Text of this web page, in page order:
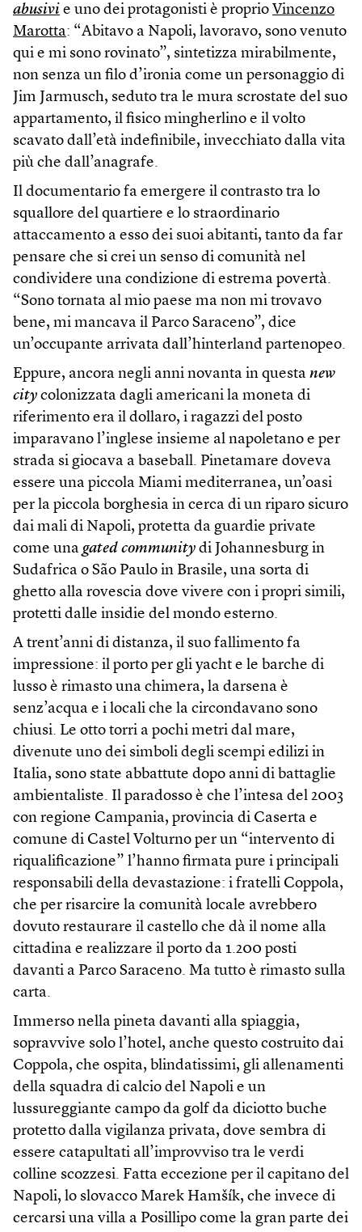
abusivi e uno dei protagonisti è proprio Vincenzo
Marotta: “Abitavo a Napoli, lavoravo, sono venuto
qui e mi sono rovinato”, sintetizza mirabilmente,
non senza un filo d’ironia come un personaggio di
Jim Jarmusch, seduto tra le mura scrostate del suo
appartamento, il fisico mingherlino e il volto
scavato dall’età indefinibile, invecchiato dalla vita
più che dall’anagrafe.
Il documentario fa emergere il contrasto tra lo
squallore del quartiere e lo straordinario
attaccamento a esso dei suoi abitanti, tanto da far
pensare che si crei un senso di comunità nel
condividere una condizione di estrema povertà.
“Sono tornata al mio paese ma non mi trovavo
bene, mi mancava il Parco Saraceno”, dice
un’occupante arrivata dall’hinterland partenopeo.
Eppure, ancora negli anni novanta in questa new
city colonizzata dagli americani la moneta di
riferimento era il dollaro, i ragazzi del posto
imparavano l’inglese insieme al napoletano e per
strada si giocava a baseball. Pinetamare doveva
essere una piccola Miami mediterranea, un’oasi
per la piccola borghesia in cerca di un riparo sicuro
dai mali di Napoli, protetta da guardie private
come una gated community di Johannesburg in
Sudafrica o São Paulo in Brasile, una sorta di
ghetto alla rovescia dove vivere con i propri simili,
protetti dalle insidie del mondo esterno.
A trent’anni di distanza, il suo fallimento fa
impressione: il porto per gli yacht e le barche di
lusso è rimasto una chimera, la darsena è
senz’acqua e i locali che la circondavano sono
chiusi. Le otto torri a pochi metri dal mare,
divenute uno dei simboli degli scempi edilizi in
Italia, sono state abbattute dopo anni di battaglie
ambientaliste. Il paradosso è che l’intesa del 2003
con regione Campania, provincia di Caserta e
comune di Castel Volturno per un “intervento di
riqualificazione” l’hanno firmata pure i principali
responsabili della devastazione: i fratelli Coppola,
che per risarcire la comunità locale avrebbero
dovuto restaurare il castello che dà il nome alla
cittadina e realizzare il porto da 1.200 posti
davanti a Parco Saraceno. Ma tutto è rimasto sulla
carta.
Immerso nella pineta davanti alla spiaggia,
sopravvive solo l’hotel, anche questo costruito dai
Coppola, che ospita, blindatissimi, gli allenamenti
della squadra di calcio del Napoli e un
lussureggiante campo da golf da diciotto buche
protetto dalla vigilanza privata, dove sembra di
essere catapultati all’improvviso tra le verdi
colline scozzesi. Fatta eccezione per il capitano del
Napoli, lo slovacco Marek Hamšík, che invece di
cercarsi una villa a Posillipo come la gran parte dei